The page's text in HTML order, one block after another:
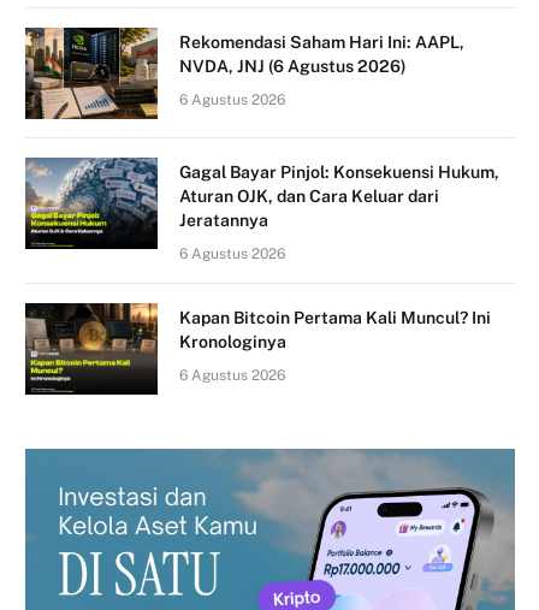
Rekomendasi Saham Hari Ini: AAPL,
NVDA, JNJ (6 Agustus 2026)
6 Agustus 2026
Gagal Bayar Pinjol: Konsekuensi Hukum,
Aturan OJK, dan Cara Keluar dari
Jeratannya
6 Agustus 2026
Kapan Bitcoin Pertama Kali Muncul? Ini
Kronologinya
6 Agustus 2026